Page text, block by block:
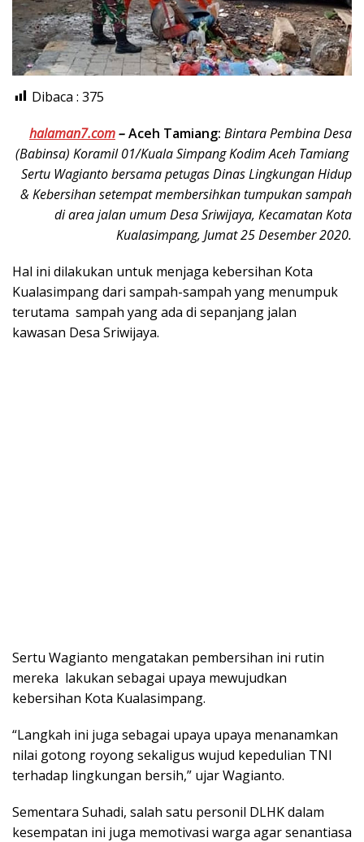
Dibaca : 375
halaman7.com–Aceh Tamiang: Bintara Pembina Desa
(Babinsa) Koramil 01/Kuala Simpang Kodim Aceh Tamiang
Sertu Wagianto bersama petugas Dinas Lingkungan Hidup
& Kebersihan setempat membersihkan tumpukan sampah
di area jalan umum Desa Sriwijaya, Kecamatan Kota
Kualasimpang, Jumat 25 Desember 2020.
Hal ini dilakukan untuk menjaga kebersihan Kota
Kualasimpang dari sampah-sampah yang menumpuk
terutama sampah yang ada di sepanjang jalan
kawasan Desa Sriwijaya.
Sertu Wagianto mengatakan pembersihan ini rutin
mereka lakukan sebagai upaya mewujudkan
kebersihan Kota Kualasimpang.
“Langkah ini juga sebagai upaya upaya menanamkan
nilai gotong royong sekaligus wujud kepedulian TNI
terhadap lingkungan bersih,” ujar Wagianto.
Sementara Suhadi, salah satu personil DLHK dalam
kesempatan ini juga memotivasi warga agar senantiasa